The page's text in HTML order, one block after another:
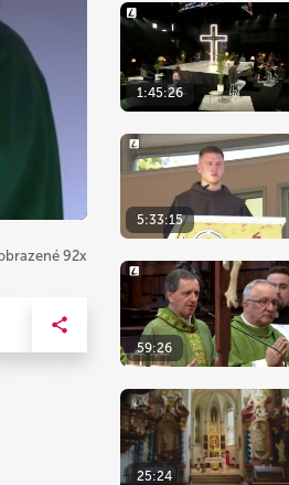
92x
1:45:26
5:33:15
59:26
25:24